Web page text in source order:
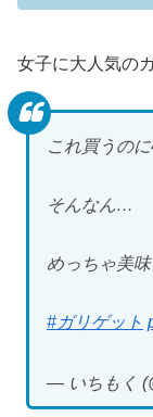
女子に大人気の
これ買うの
そんなん…
めっちゃ美
#ガリゲット
— いちもく